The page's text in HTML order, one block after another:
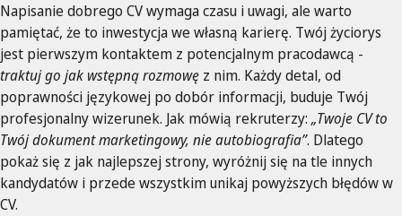
Napisanie dobrego CV wymaga czasu i uwagi, ale warto
pamiętać, że to inwestycja we własną karierę. Twój życiorys
jest pierwszym kontaktem z potencjalnym pracodawcą -
traktuj go jak wstępną rozmowę z nim. Każdy detal, od
poprawności językowej po dobór informacji, buduje Twój
profesjonalny wizerunek. Jak mówią rekruterzy:„Twoje CV to
Twój dokument marketingowy, nie autobiografia”. Dlatego
pokaż się z jak najlepszej strony, wyróżnij się na tle innych
kandydatów i przede wszystkim unikaj powyższych błędów w
CV.